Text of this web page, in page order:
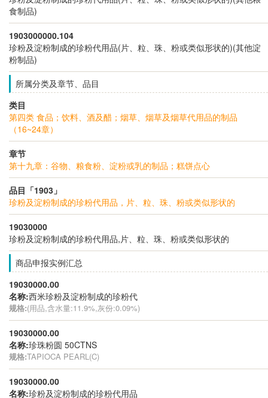
食制品)
1903000000.104
珍粉及淀粉制成的珍粉代用品(片、粒、珠、粉或类似形状的)(其他淀
粉制品)
所属分类及章节、品目
类目
第四类 食品；饮料、酒及醋；烟草、烟草及烟草代用品的制品
（16~24章）
章节
第十九章：谷物、粮食粉、淀粉或乳的制品；糕饼点心
品目「1903」
珍粉及淀粉制成的珍粉代用品，片、粒、珠、粉或类似形状的
19030000
珍粉及淀粉制成的珍粉代用品,片、粒、珠、粉或类似形状的
商品申报实例汇总
19030000.00
名称:西米珍粉及淀粉制成的珍粉代
规格:(用品,含水量:11.9%,灰份:0.09%)
19030000.00
名称:珍珠粉圆 50CTNS
规格:TAPIOCA PEARL(C)
19030000.00
名称:珍粉及淀粉制成的珍粉代用品